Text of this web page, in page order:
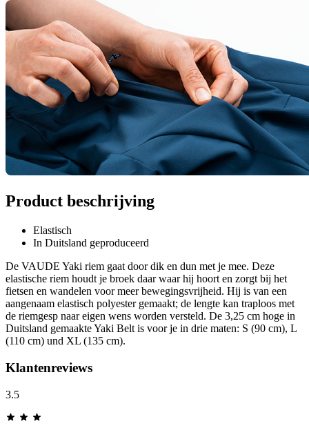
Product beschrijving
Elastisch
In Duitsland geproduceerd
De VAUDE Yaki riem gaat door dik en dun met je mee. Deze
elastische riem houdt je broek daar waar hij hoort en zorgt bij het
fietsen en wandelen voor meer bewegingsvrijheid. Hij is van een
aangenaam elastisch polyester gemaakt; de lengte kan traploos met
de riemgesp naar eigen wens worden versteld. De 3,25 cm hoge in
Duitsland gemaakte Yaki Belt is voor je in drie maten: S (90 cm), L
(110 cm) und XL (135 cm).
Klantenreviews
3.5